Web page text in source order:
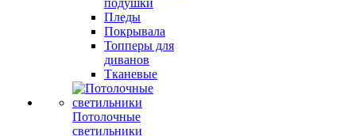
подушки
Пледы
Покрывала
Топперы для
диванов
Тканевые
Потолочные
светильники